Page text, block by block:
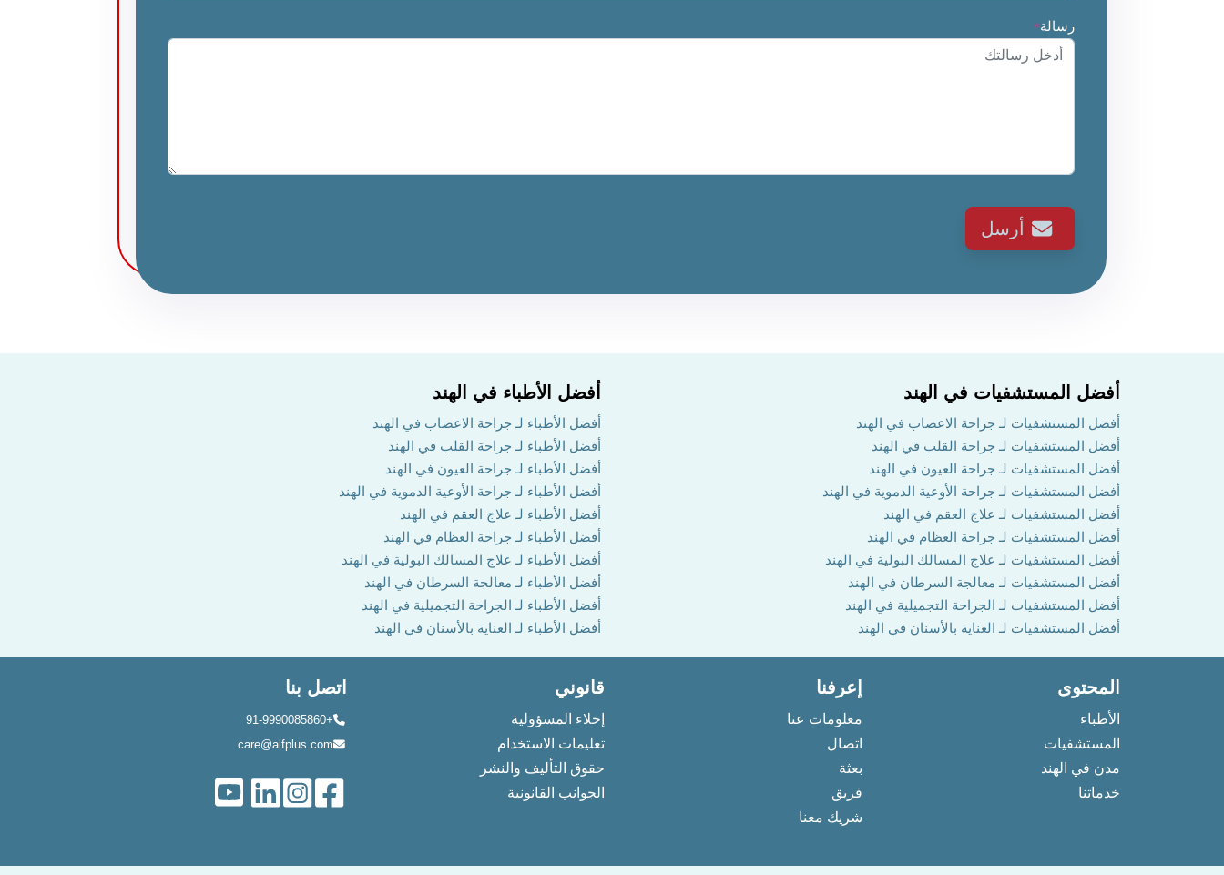
رسالة*
أرسل
أفضل المستشفيات في الهند
أفضل المستشفيات لـ جراحة الاعصاب في الهند
أفضل المستشفيات لـ جراحة القلب في الهند
أفضل المستشفيات لـ جراحة العيون في الهند
أفضل المستشفيات لـ جراحة الأوعية الدموية في الهند
أفضل المستشفيات لـ علاج العقم في الهند
أفضل المستشفيات لـ جراحة العظام في الهند
أفضل المستشفيات لـ علاج المسالك البولية في الهند
أفضل المستشفيات لـ معالجة السرطان في الهند
أفضل المستشفيات لـ الجراحة التجميلية في الهند
أفضل المستشفيات لـ العناية بالأسنان في الهند
أفضل الأطباء في الهند
أفضل الأطباء لـ جراحة الاعصاب في الهند
أفضل الأطباء لـ جراحة القلب في الهند
أفضل الأطباء لـ جراحة العيون في الهند
أفضل الأطباء لـ جراحة الأوعية الدموية في الهند
أفضل الأطباء لـ علاج العقم في الهند
أفضل الأطباء لـ جراحة العظام في الهند
أفضل الأطباء لـ علاج المسالك البولية في الهند
أفضل الأطباء لـ معالجة السرطان في الهند
أفضل الأطباء لـ الجراحة التجميلية في الهند
أفضل الأطباء لـ العناية بالأسنان في الهند
المحتوى
الأطباء
المستشفيات
مدن في الهند
خدماتنا
إعرفنا
معلومات عنا
اتصال
بعثة
فريق
شريك معنا
قانوني
إخلاء المسؤولية
تعليمات الاستخدام
حقوق التأليف والنشر
الجوانب القانونية
اتصل بنا
+91-9990085860
care@alfplus.com